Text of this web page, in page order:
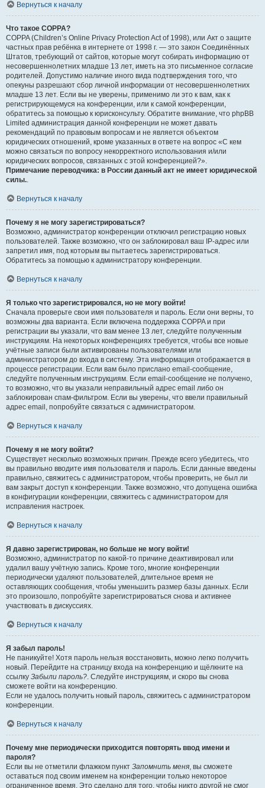
Вернуться к началу
Что такое COPPA?
COPPA (Children’s Online Privacy Protection Act of 1998), или Акт о защите
частных прав ребёнка в интернете от 1998 г. — это закон Соединённых
Штатов, требующий от сайтов, которые могут собирать информацию от
несовершеннолетних младше 13 лет, иметь на это письменное согласие
родителей. Допустимо наличие иного вида подтверждения того, что
опекуны разрешают сбор личной информации от несовершеннолетних
младше 13 лет. Если вы не уверены, применимо ли это к вам, как к
регистрирующемуся на конференции, или к самой конференции,
обратитесь за помощью к юрисконсульту. Обратите внимание, что phpBB
Limited администрация данной конференции не может давать
рекомендаций по правовым вопросам и не является объектом
юридических отношений, кроме указанных в ответе на вопрос «С кем
можно связаться по вопросу некорректного использования и/или
юридических вопросов, связанных с этой конференцией?».
Примечание переводчика: в России данный акт не имеет юридической
силы..
Вернуться к началу
Почему я не могу зарегистрироваться?
Возможно, администратор конференции отключил регистрацию новых
пользователей. Также возможно, что он заблокировал ваш IP-адрес или
запретил имя, под которым вы пытаетесь зарегистрироваться.
Обратитесь за помощью к администратору конференции.
Вернуться к началу
Я только что зарегистрировался, но не могу войти!
Сначала проверьте свои имя пользователя и пароль. Если они верны, то
возможны два варианта. Если включена поддержка COPPA и при
регистрации вы указали, что вам менее 13 лет, следуйте полученным
инструкциям. На некоторых конференциях требуется, чтобы все новые
учётные записи были активированы пользователями или
администратором до входа в систему. Эта информация отображается в
процессе регистрации. Если вам было прислано email-сообщение,
следуйте полученным инструкциям. Если email-сообщение не получено,
то возможно, что вы указали неправильный адрес email либо он
заблокирован спам-фильтром. Если вы уверены, что ввели правильный
адрес email, попробуйте связаться с администратором.
Вернуться к началу
Почему я не могу войти?
Существует несколько возможных причин. Прежде всего убедитесь, что
вы правильно вводите имя пользователя и пароль. Если данные введены
правильно, свяжитесь с администратором, чтобы проверить, не был ли
вам закрыт доступ к конференции. Также возможно, что допущена ошибка
в конфигурации конференции, свяжитесь с администратором для
исправления настроек.
Вернуться к началу
Я давно зарегистрирован, но больше не могу войти!
Возможно, администратор по какой-то причине деактивировал или
удалил вашу учётную запись. Кроме того, многие конференции
периодически удаляют пользователей, длительное время не
оставляющих сообщения, чтобы уменьшить размер базы данных. Если
это произошло, попробуйте зарегистрироваться снова и активнее
участвовать в дискуссиях.
Вернуться к началу
Я забыл пароль!
Не паникуйте! Хотя пароль нельзя восстановить, можно легко получить
новый. Перейдите на страницу входа на конференцию и щёлкните на
ссылку Забыли пароль?. Следуйте инструкциям, и скоро вы снова
сможете войти на конференцию.
Если не удалось получить новый пароль, свяжитесь с администратором
конференции.
Вернуться к началу
Почему мне периодически приходится повторять ввод имени и
пароля?
Если вы не отметили флажком пункт Запомнить меня, вы сможете
оставаться под своим именем на конференции только некоторое
ограниченное время. Это сделано для того, чтобы никто другой не смог